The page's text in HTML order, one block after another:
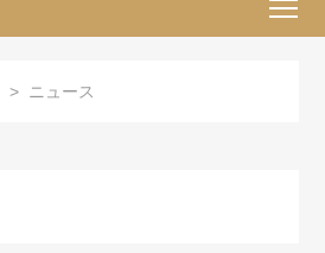
> ニュース